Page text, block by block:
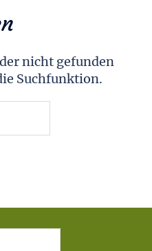
nicht gefunden
Suchfunktion.